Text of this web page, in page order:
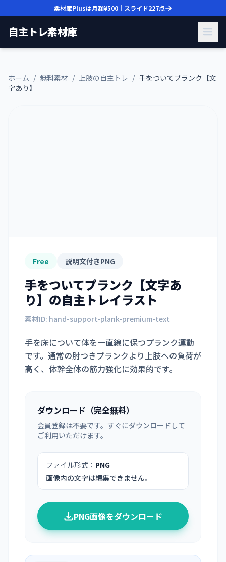
素材庫Plusは月額¥500 ｜スライド227点
自主トレ素材庫
ホーム / 無料素材 / 上肢の自主トレ / 手をついてプランク【文
字あり】
Free 説明文付きPNG
手をついてプランク【文字あ
り】 の自主トレイラスト
素材ID: hand-support-plank-premium-text
手を床について体を一直線に保つプランク運動
です。通常の肘つきプランクより上肢への負荷が
高く、体幹全体の筋力強化に効果的です。
ダウンロード（完全無料）
会員登録は不要です。すぐにダウンロードして
ご利用いただけます。
ファイル形式： PNG
画像内の文字は編集できません。
PNG画像をダウンロード